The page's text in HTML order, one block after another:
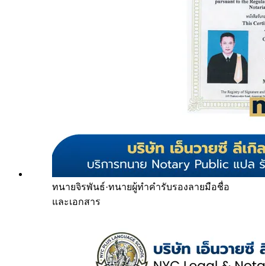
ทนายจิรพันธ์·ทนายผู้ทำคำรับรองลายมือชื่อ
และเอกสาร